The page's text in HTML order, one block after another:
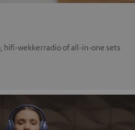
hifi-wekkerradio of all-in-one sets